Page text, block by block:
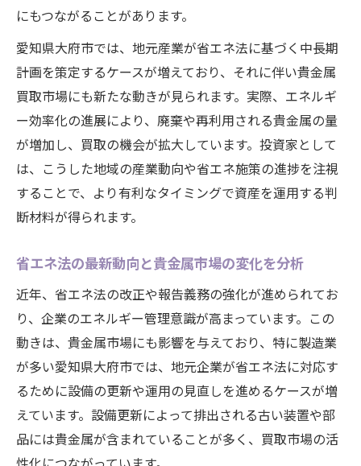
にもつながることがあります。
愛知県大府市では、地元産業が省エネ法に基づく中長期
計画を策定するケースが増えており、それに伴い貴金属
買取市場にも新たな動きが見られます。実際、エネルギ
ー効率化の進展により、廃棄や再利用される貴金属の量
が増加し、買取の機会が拡大しています。投資家として
は、こうした地域の産業動向や省エネ施策の進捗を注視
することで、より有利なタイミングで資産を運用する判
断材料が得られます。
省エネ法の最新動向と貴金属市場の変化を分析
近年、省エネ法の改正や報告義務の強化が進められてお
り、企業のエネルギー管理意識が高まっています。この
動きは、貴金属市場にも影響を与えており、特に製造業
が多い愛知県大府市では、地元企業が省エネ法に対応す
るために設備の更新や運用の見直しを進めるケースが増
えています。設備更新によって排出される古い装置や部
品には貴金属が含まれていることが多く、買取市場の活